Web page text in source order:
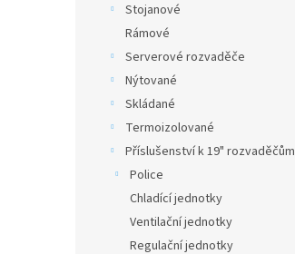
Stojanové
Rámové
Serverové rozvaděče
Nýtované
Skládané
Termoizolované
Příslušenství k 19" rozvaděčům
Police
Chladící jednotky
Ventilační jednotky
Regulační jednotky